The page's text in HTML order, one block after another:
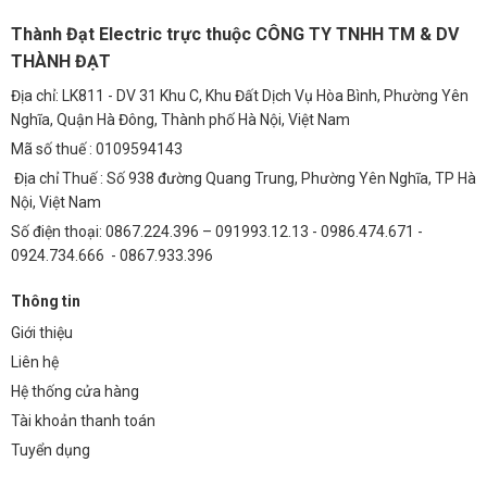
Bước 2:Xác định vị trí lắp đặt và khoan lỗ trên trần nhà.
Bước 4:Kết nối dây điện theo sơ đồ hướng dẫn.
Bước 5:Treo đèn lên giá đỡ và cố định.
Bước 6:Bật nguồn điện và kiểm tra hoạt động của đèn.
Câu Hỏi Thường Gặp (FAQ)
1. Đèn Thả G12 Vàng Thành Đạt có phù hợp với
không gian nào?
Đèn G12 phù hợp với nhiều không gian khác nhau, từ phòng khách,
phòng bếp, phòng ngủ đến phòng ăn và cầu thang. Thiết kế sang
trọng và ánh sáng ấm áp của đèn sẽ làm nổi bật vẻ đẹp của mọi
không gian.
2. Làm thế nào để điều chỉnh ánh sáng của đèn G12?
Thành Đạt Electric trực thuộc CÔNG TY TNHH TM & DV
THÀNH ĐẠT
Địa chỉ: LK811 - DV 31 Khu C, Khu Đất Dịch Vụ Hòa Bình, Phường Yên
Nghĩa, Quận Hà Đông, Thành phố Hà Nội, Việt Nam
Mã số thuế : 0109594143
Địa chỉ Thuế : Số 938 đường Quang Trung, Phường Yên Nghĩa, TP Hà
Nội, Việt Nam
Số điện thoại: 0867.224.396 – 091993.12.13 - 0986.474.671 -
0924.734.666 - 0867.933.396
Thông tin
Giới thiệu
Liên hệ
Hệ thống cửa hàng
Tài khoản thanh toán
Tuyển dụng